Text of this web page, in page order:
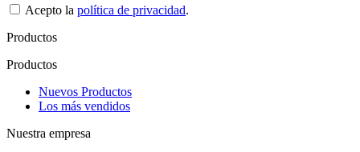
Acepto la política de privacidad.
Productos
Productos
Nuevos Productos
Los más vendidos
Nuestra empresa